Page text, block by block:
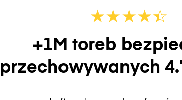
★★★★☆
★
+1M toreb
przechowywanych